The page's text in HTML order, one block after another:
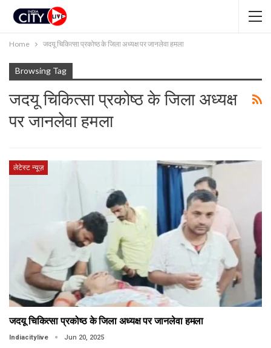
Home जदयू चिकित्सा प्रकोष्ठ के जिला अध्यक्ष पर जानलेवा हमला
Browsing Tag
जदयू चिकित्सा प्रकोष्ठ के जिला अध्यक्ष
पर जानलेवा हमला
लेटेस्ट न्यूज़
जदयू चिकित्सा प्रकोष्ठ के जिला अध्यक्ष पर जानलेवा हमला
Indiacitylive Jun 20, 2025